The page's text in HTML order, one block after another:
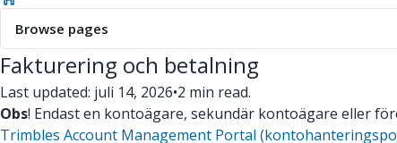
Browse pages
Fakturering och betalning
Last updated: juli 14, 2026•2 min read.
Obs! Endast en kontoägare, sekundär kontoägare eller
Trimbles Account Management Portal